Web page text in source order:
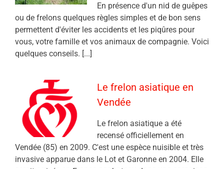
En présence d'un nid de guêpes
ou de frelons quelques règles simples et de bon sens
permettent d'éviter les accidents et les piqûres pour
vous, votre famille et vos animaux de compagnie. Voici
quelques conseils. [...]
Le frelon asiatique en
Vendée
Le frelon asiatique a été
recensé officiellement en
Vendée (85) en 2009. C'est une espèce nuisible et très
invasive apparue dans le Lot et Garonne en 2004. Elle